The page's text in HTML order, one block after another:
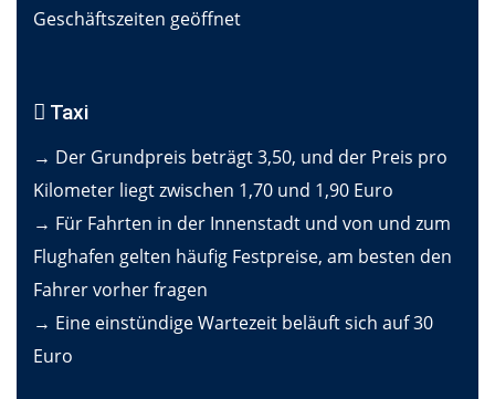
Geschäftszeiten geöffnet
Taxi
→ Der Grundpreis beträgt 3,50, und der Preis pro
Kilometer liegt zwischen 1,70 und 1,90 Euro
→ Für Fahrten in der Innenstadt und von und zum
Flughafen gelten häufig Festpreise, am besten den
Fahrer vorher fragen
→ Eine einstündige Wartezeit beläuft sich auf 30
Euro